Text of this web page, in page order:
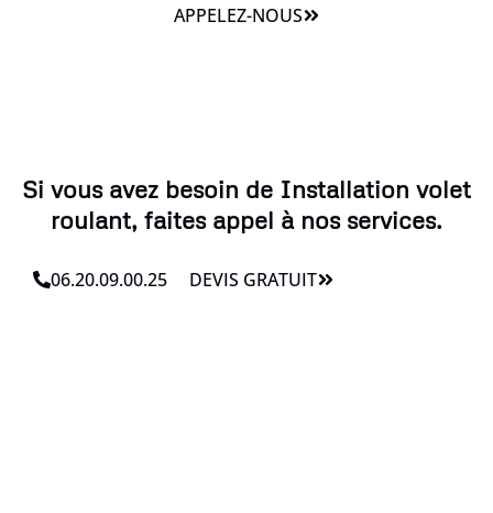
APPELEZ-NOUS
Si vous avez besoin de Installation volet
roulant, faites appel à nos services.
06.20.09.00.25 DEVIS GRATUIT